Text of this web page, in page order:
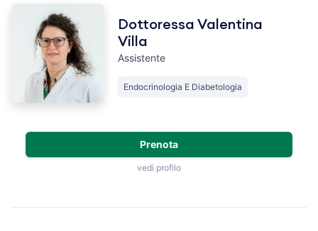
Dottoressa Valentina
Villa
Assistente
Endocrinologia E Diabetologia
Prenota
vedi profilo